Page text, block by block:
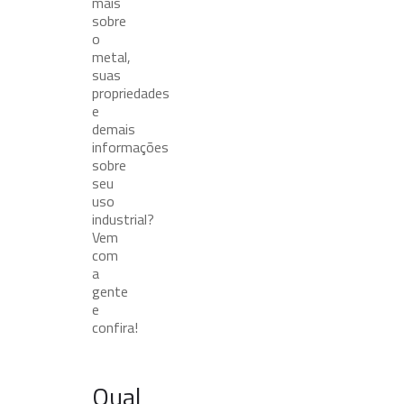
sobre
o
metal,
suas
propriedades
e
demais
informações
sobre
seu
uso
industrial?
Vem
com
a
gente
e
confira!